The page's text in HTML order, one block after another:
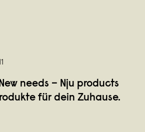
needs – Nju products
für dein Zuhause.